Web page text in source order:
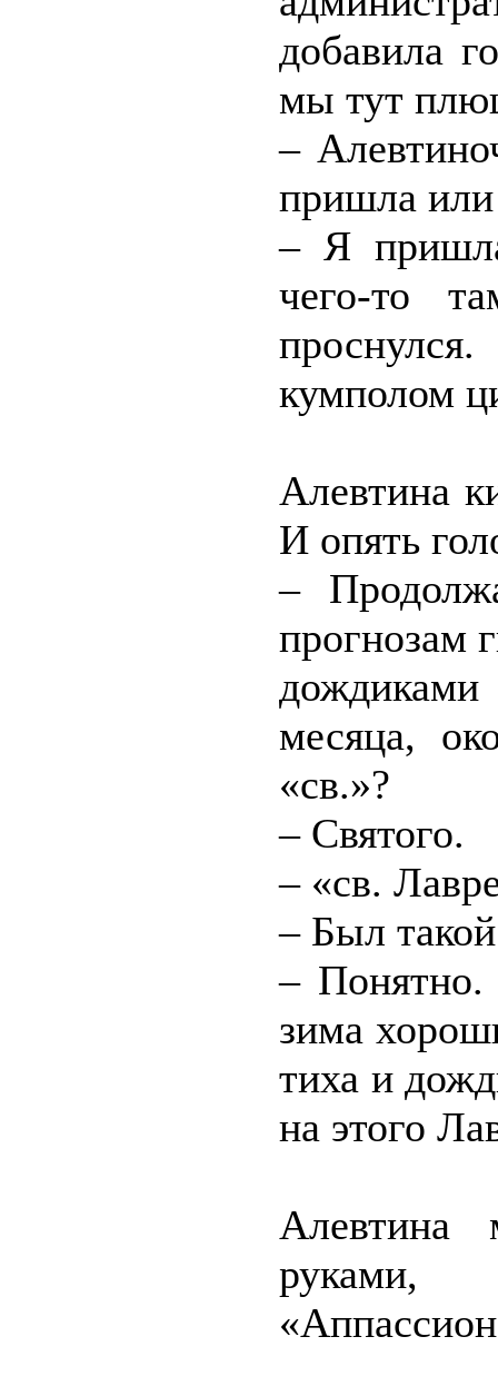
добавила
мы тут
–
пришла или
– Я
чего-то
кумполом
Алевтина
И опять
–
прогнозам
месяца,
«св.»?
– Святого.
– «св.
– Был
–
зима
тиха и
на этого
Алевтина
руками,